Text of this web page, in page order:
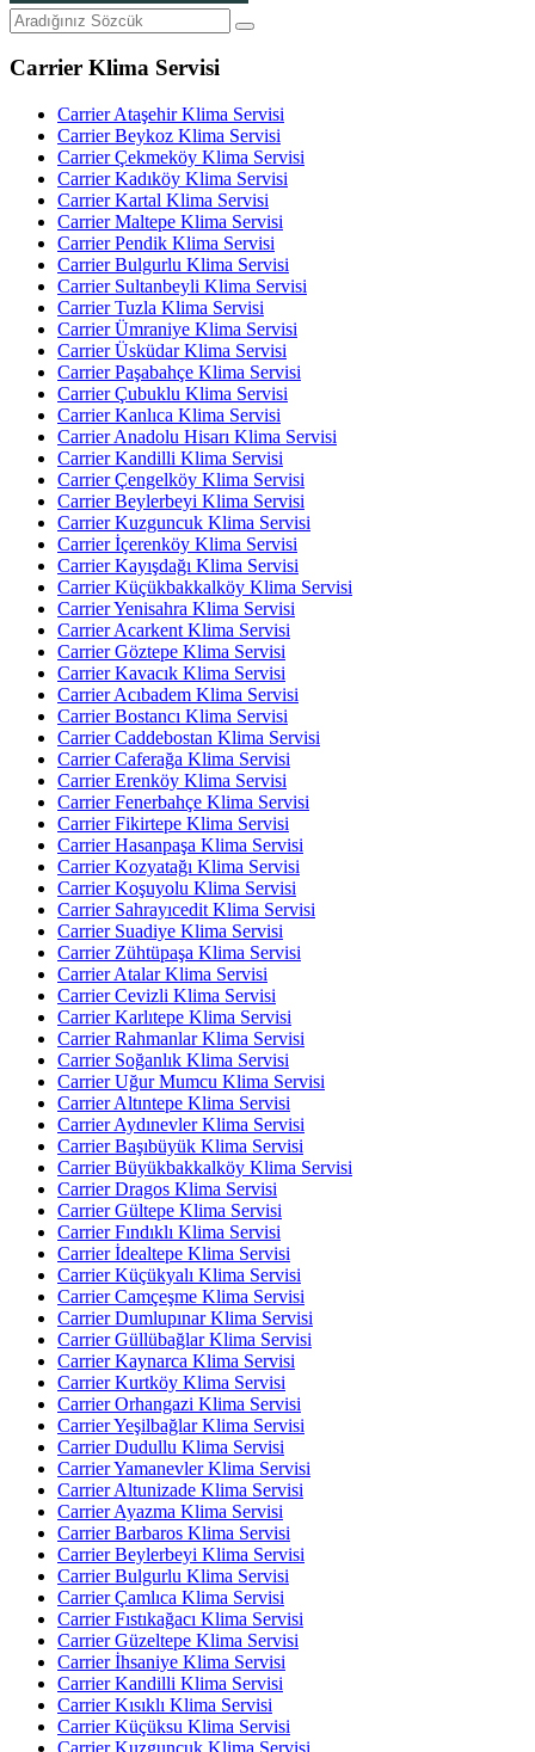
Carrier Klima Servisi
Carrier Ataşehir Klima Servisi
Carrier Beykoz Klima Servisi
Carrier Çekmeköy Klima Servisi
Carrier Kadıköy Klima Servisi
Carrier Kartal Klima Servisi
Carrier Maltepe Klima Servisi
Carrier Pendik Klima Servisi
Carrier Bulgurlu Klima Servisi
Carrier Sultanbeyli Klima Servisi
Carrier Tuzla Klima Servisi
Carrier Ümraniye Klima Servisi
Carrier Üsküdar Klima Servisi
Carrier Paşabahçe Klima Servisi
Carrier Çubuklu Klima Servisi
Carrier Kanlıca Klima Servisi
Carrier Anadolu Hisarı Klima Servisi
Carrier Kandilli Klima Servisi
Carrier Çengelköy Klima Servisi
Carrier Beylerbeyi Klima Servisi
Carrier Kuzguncuk Klima Servisi
Carrier İçerenköy Klima Servisi
Carrier Kayışdağı Klima Servisi
Carrier Küçükbakkalköy Klima Servisi
Carrier Yenisahra Klima Servisi
Carrier Acarkent Klima Servisi
Carrier Göztepe Klima Servisi
Carrier Kavacık Klima Servisi
Carrier Acıbadem Klima Servisi
Carrier Bostancı Klima Servisi
Carrier Caddebostan Klima Servisi
Carrier Caferağa Klima Servisi
Carrier Erenköy Klima Servisi
Carrier Fenerbahçe Klima Servisi
Carrier Fikirtepe Klima Servisi
Carrier Hasanpaşa Klima Servisi
Carrier Kozyatağı Klima Servisi
Carrier Koşuyolu Klima Servisi
Carrier Sahrayıcedit Klima Servisi
Carrier Suadiye Klima Servisi
Carrier Zühtüpaşa Klima Servisi
Carrier Atalar Klima Servisi
Carrier Cevizli Klima Servisi
Carrier Karlıtepe Klima Servisi
Carrier Rahmanlar Klima Servisi
Carrier Soğanlık Klima Servisi
Carrier Uğur Mumcu Klima Servisi
Carrier Altıntepe Klima Servisi
Carrier Aydınevler Klima Servisi
Carrier Başıbüyük Klima Servisi
Carrier Büyükbakkalköy Klima Servisi
Carrier Dragos Klima Servisi
Carrier Gültepe Klima Servisi
Carrier Fındıklı Klima Servisi
Carrier İdealtepe Klima Servisi
Carrier Küçükyalı Klima Servisi
Carrier Camçeşme Klima Servisi
Carrier Dumlupınar Klima Servisi
Carrier Güllübağlar Klima Servisi
Carrier Kaynarca Klima Servisi
Carrier Kurtköy Klima Servisi
Carrier Orhangazi Klima Servisi
Carrier Yeşilbağlar Klima Servisi
Carrier Dudullu Klima Servisi
Carrier Yamanevler Klima Servisi
Carrier Altunizade Klima Servisi
Carrier Ayazma Klima Servisi
Carrier Barbaros Klima Servisi
Carrier Beylerbeyi Klima Servisi
Carrier Bulgurlu Klima Servisi
Carrier Çamlıca Klima Servisi
Carrier Fıstıkağacı Klima Servisi
Carrier Güzeltepe Klima Servisi
Carrier İhsaniye Klima Servisi
Carrier Kandilli Klima Servisi
Carrier Kısıklı Klima Servisi
Carrier Küçüksu Klima Servisi
Carrier Kuzguncuk Klima Servisi